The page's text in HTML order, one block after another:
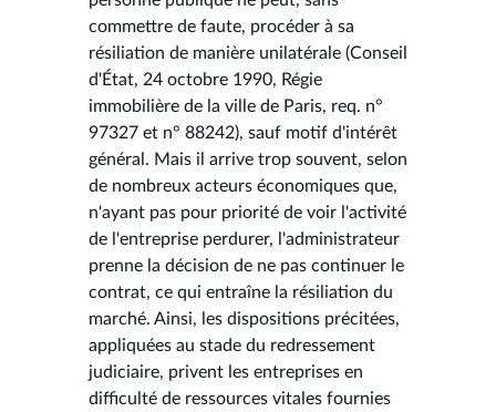
commettre de faute, procéder à sa
résiliation de manière unilatérale (Conseil
d'État, 24 octobre 1990, Régie
immobilière de la ville de Paris, req. n°
97327 et n° 88242), sauf motif d'intérêt
général. Mais il arrive trop souvent, selon
de nombreux acteurs économiques que,
n'ayant pas pour priorité de voir l'activité
de l'entreprise perdurer, l'administrateur
prenne la décision de ne pas continuer le
contrat, ce qui entraîne la résiliation du
marché. Ainsi, les dispositions précitées,
appliquées au stade du redressement
judiciaire, privent les entreprises en
difficulté de ressources vitales fournies